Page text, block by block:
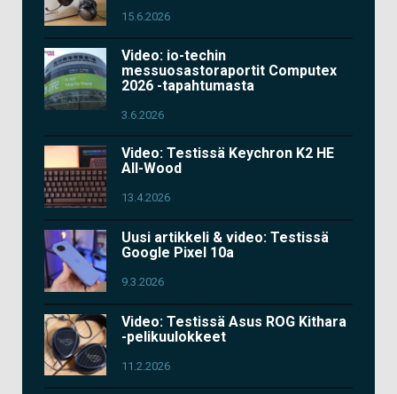
15.6.2026
Video: io-techin
messuosastoraportit Computex
2026 -tapahtumasta
3.6.2026
Video: Testissä Keychron K2 HE
All-Wood
13.4.2026
Uusi artikkeli & video: Testissä
Google Pixel 10a
9.3.2026
Video: Testissä Asus ROG Kithara
-pelikuulokkeet
11.2.2026